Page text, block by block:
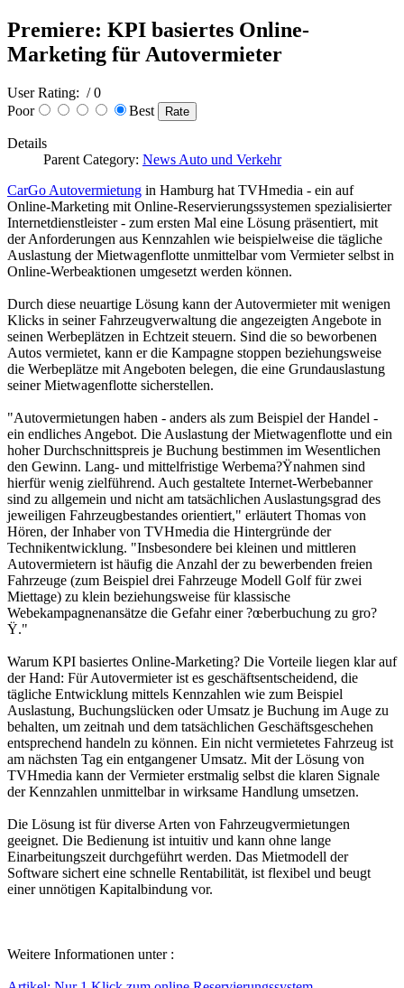
Premiere: KPI basiertes Online-
Marketing für Autovermieter
User Rating: / 0
Poor
Best
Details
Parent Category: News Auto und Verkehr
CarGo Autovermietung in Hamburg hat TVHmedia - ein auf
Online-Marketing mit Online-Reservierungssystemen spezialisierter
Internetdienstleister - zum ersten Mal eine Lösung präsentiert, mit
der Anforderungen aus Kennzahlen wie beispielweise die tägliche
Auslastung der Mietwagenflotte unmittelbar vom Vermieter selbst in
Online-Werbeaktionen umgesetzt werden können.
Durch diese neuartige Lösung kann der Autovermieter mit wenigen
Klicks in seiner Fahrzeugverwaltung die angezeigten Angebote in
seinen Werbeplätzen in Echtzeit steuern. Sind die so beworbenen
Autos vermietet, kann er die Kampagne stoppen beziehungsweise
die Werbeplätze mit Angeboten belegen, die eine Grundauslastung
seiner Mietwagenflotte sicherstellen.
"Autovermietungen haben - anders als zum Beispiel der Handel -
ein endliches Angebot. Die Auslastung der Mietwagenflotte und ein
hoher Durchschnittspreis je Buchung bestimmen im Wesentlichen
den Gewinn. Lang- und mittelfristige Werbema?Ÿnahmen sind
hierfür wenig zielführend. Auch gestaltete Internet-Werbebanner
sind zu allgemein und nicht am tatsächlichen Auslastungsgrad des
jeweiligen Fahrzeugbestandes orientiert," erläutert Thomas von
Hören, der Inhaber von TVHmedia die Hintergründe der
Technikentwicklung. "Insbesondere bei kleinen und mittleren
Autovermietern ist häufig die Anzahl der zu bewerbenden freien
Fahrzeuge (zum Beispiel drei Fahrzeuge Modell Golf für zwei
Miettage) zu klein beziehungsweise für klassische
Webekampagnenansätze die Gefahr einer ?œberbuchung zu gro?
Ÿ."
Warum KPI basiertes Online-Marketing? Die Vorteile liegen klar auf
der Hand: Für Autovermieter ist es geschäftsentscheidend, die
tägliche Entwicklung mittels Kennzahlen wie zum Beispiel
Auslastung, Buchungslücken oder Umsatz je Buchung im Auge zu
behalten, um zeitnah und dem tatsächlichen Geschäftsgeschehen
entsprechend handeln zu können. Ein nicht vermietetes Fahrzeug ist
am nächsten Tag ein entgangener Umsatz. Mit der Lösung von
TVHmedia kann der Vermieter erstmalig selbst die klaren Signale
der Kennzahlen unmittelbar in wirksame Handlung umsetzen.
Die Lösung ist für diverse Arten von Fahrzeugvermietungen
geeignet. Die Bedienung ist intuitiv und kann ohne lange
Einarbeitungszeit durchgeführt werden. Das Mietmodell der
Software sichert eine schnelle Rentabilität, ist flexibel und beugt
einer unnötigen Kapitalbindung vor.
Weitere Informationen unter :